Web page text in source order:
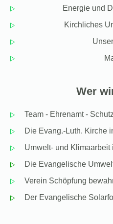
Energie und
Kirchliches
Wer
Team - Ehrenamt -
Die Evang.-Luth. Kirche
Umwelt- und
Die Evangelische
Verein Schöpfung
Der Evangelische